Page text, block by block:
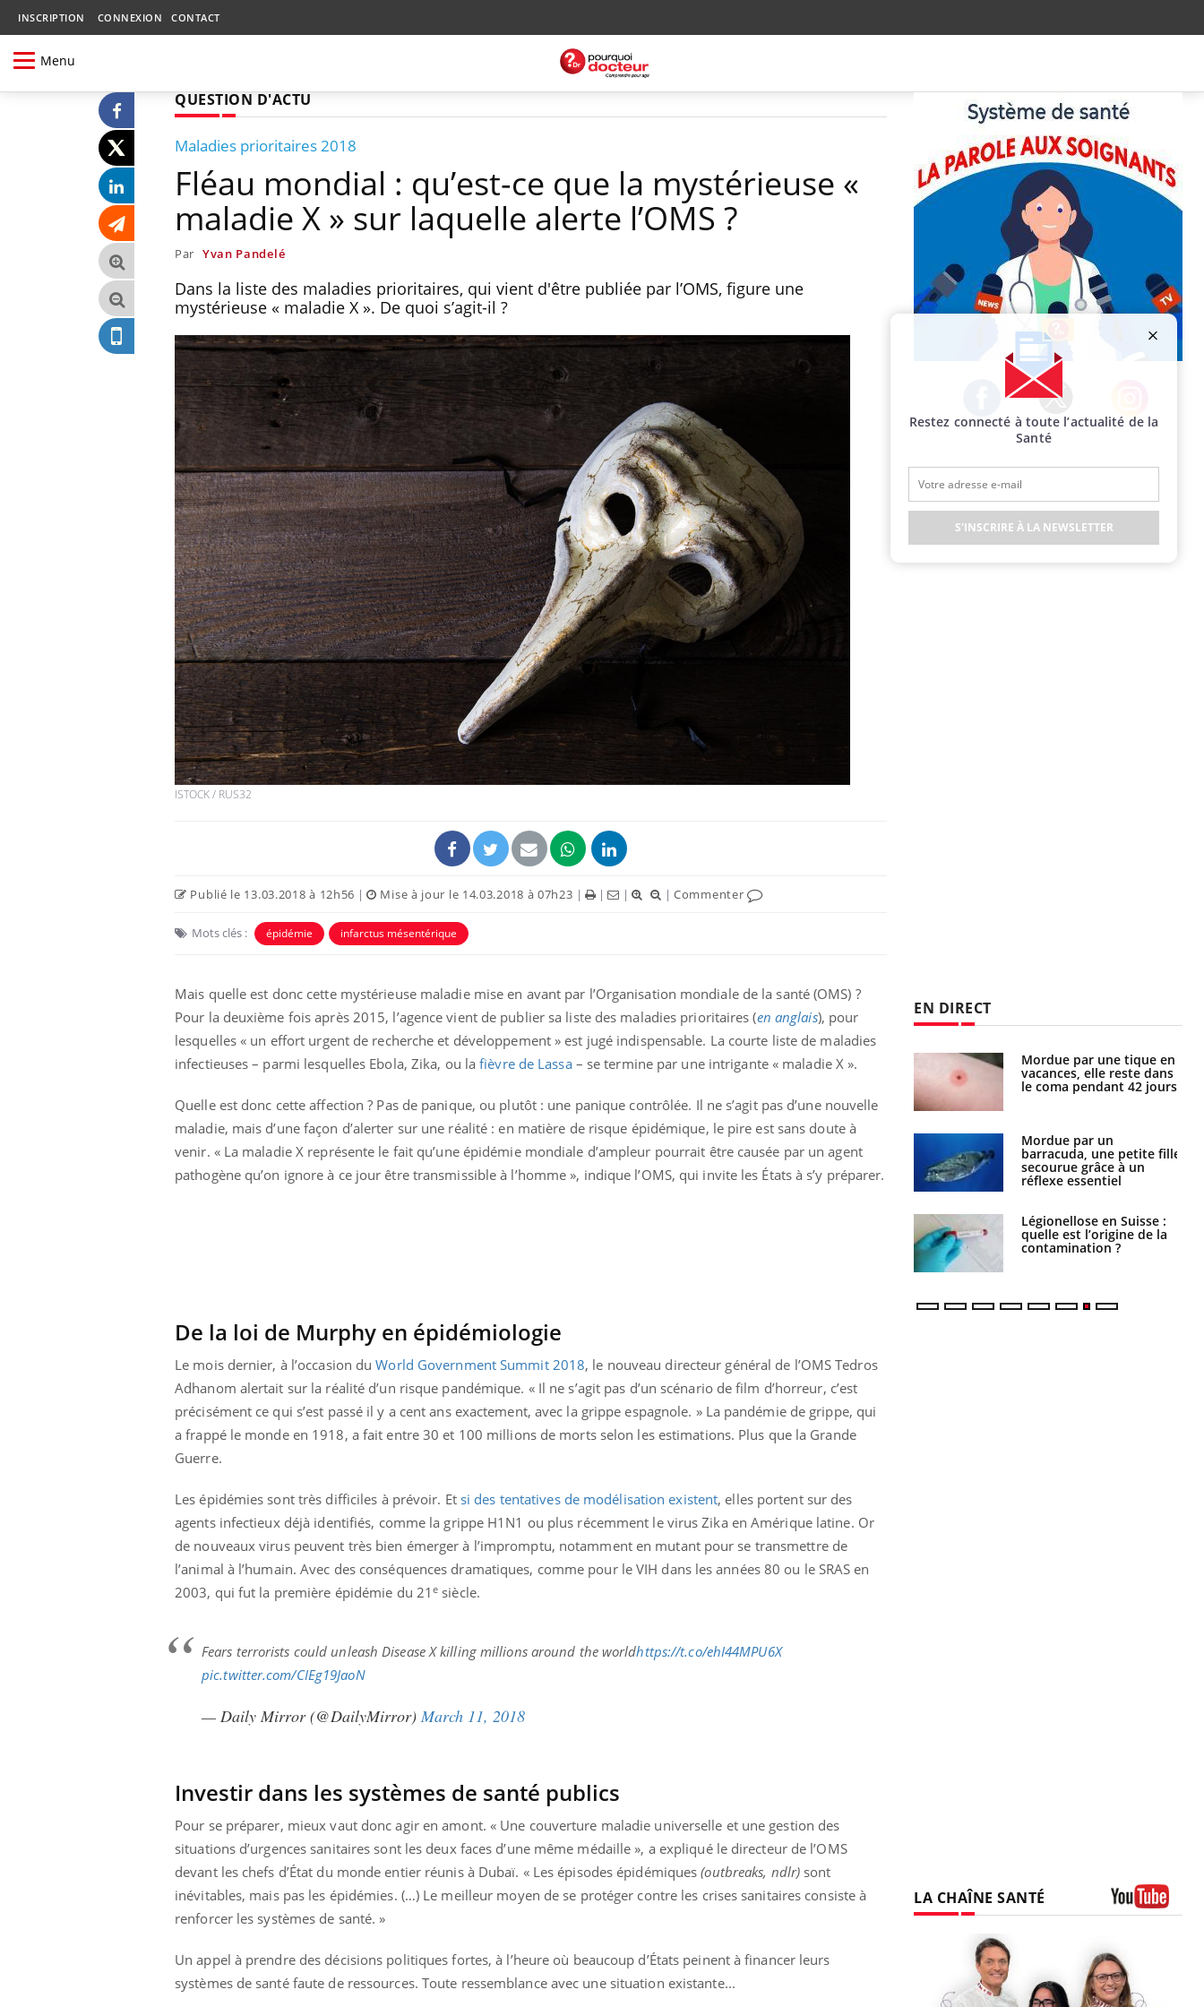
INSCRIPTION CONNEXION CONTACT
Menu
QUESTION D'ACTU
Maladies prioritaires 2018
Fléau mondial : qu’est-ce que la mystérieuse «
maladie X » sur laquelle alerte l’OMS ?
Par Yvan Pandelé
Dans la liste des maladies prioritaires, qui vient d'être publiée par l’OMS, figure une
mystérieuse « maladie X ». De quoi s’agit-il ?
ISTOCK / RUS32
Publié le 13.03.2018 à 12h56 | Mise à jour le 14.03.2018 à 07h23 | | | |Commenter
Mots clés : épidémie infarctus mésentérique
Mais quelle est donc cette mystérieuse maladie mise en avant par l’Organisation mondiale de la santé (OMS) ?
Pour la deuxième fois après 2015, l’agence vient de publier sa liste des maladies prioritaires (en anglais), pour
lesquelles « un effort urgent de recherche et développement » est jugé indispensable. La courte liste de maladies
infectieuses – parmi lesquelles Ebola, Zika, ou lafièvre de Lassa– se termine par une intrigante « maladie X ».
Quelle est donc cette affection ? Pas de panique, ou plutôt : une panique contrôlée. Il ne s’agit pas d’une nouvelle
maladie, mais d’une façon d’alerter sur une réalité : en matière de risque épidémique, le pire est sans doute à
venir. « La maladie X représente le fait qu’une épidémie mondiale d’ampleur pourrait être causée par un agent
pathogène qu’on ignore à ce jour être transmissible à l’homme », indique l’OMS, qui invite les États à s’y préparer.
De la loi de Murphy en épidémiologie
Le mois dernier, à l’occasion duWorld Government Summit 2018, le nouveau directeur général de l’OMS Tedros
Adhanom alertait sur la réalité d’un risque pandémique. « Il ne s’agit pas d’un scénario de film d’horreur, c’est
précisément ce qui s’est passé il y a cent ans exactement, avec la grippe espagnole. » La pandémie de grippe, qui
a frappé le monde en 1918, a fait entre 30 et 100 millions de morts selon les estimations. Plus que la Grande
Guerre.
Les épidémies sont très difficiles à prévoir. Et si des tentatives de modélisation existent, elles portent sur des
agents infectieux déjà identifiés, comme la grippe H1N1 ou plus récemment le virus Zika en Amérique latine. Or
de nouveaux virus peuvent très bien émerger à l’impromptu, notamment en mutant pour se transmettre de
l’animal à l’humain. Avec des conséquences dramatiques, comme pour le VIH dans les années 80 ou le SRAS en
2003, qui fut la première épidémie du 21e siècle.
Fears terrorists could unleash Disease X killing millions around the worldhttps://t.co/ehI44MPU6X
pic.twitter.com/CIEg19JaoN
— Daily Mirror (@DailyMirror) March 11, 2018
Investir dans les systèmes de santé publics
Pour se préparer, mieux vaut donc agir en amont. « Une couverture maladie universelle et une gestion des
situations d’urgences sanitaires sont les deux faces d’une même médaille », a expliqué le directeur de l’OMS
devant les chefs d’État du monde entier réunis à Dubaï. « Les épisodes épidémiques(outbreaks, ndlr) sont
inévitables, mais pas les épidémies. (…) Le meilleur moyen de se protéger contre les crises sanitaires consiste à
renforcer les systèmes de santé. »
Un appel à prendre des décisions politiques fortes, à l’heure où beaucoup d’États peinent à financer leurs
systèmes de santé faute de ressources. Toute ressemblance avec une situation existante...
Facebook Twitter Instagram
EN DIRECT
Pourquoi votre ventre
gâche-t-il les premiers
Fortes chaleurs :
pourquoi le risque de
noyade grimpe-t-il ?
Pourquoi manger moins
de protéines pourrait
Grossesse et chaleur : ce
que dit la science
Mordue par une tique en
vacances, elle reste dans
barracuda, une petite fille
secourue grâce à un
réflexe essentiel
Allergies alimentaires :
une nouvelle arme contre
les réactions sévères
Comment gérer le
sommeil des enfants en
vacances ?
Bilan prévention : ce que
les kinés pourront
bientôt faire
LA CHAÎNE SANTÉ
Restez connecté à toute l’actualité de la
Santé
S'INSCRIRE À LA NEWSLETTER